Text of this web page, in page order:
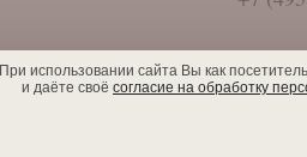
При использовании сайта Вы как
и даёте своё согласие на обработку